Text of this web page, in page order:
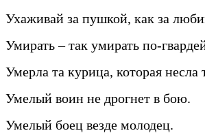
Ухаживай за пушкой, как за
Умирать – так умирать по-
Умерла та курица, которая несла
Умелый воин не дрогнет в бою.
Умелый боец везде молодец.